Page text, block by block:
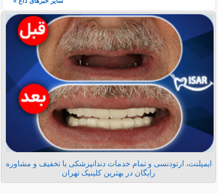
ایمپلنت، ارتودنسی و تمام خدمات دندانپزشکی با تخفیف و مشاوره
رایگان در بهترین کلینیک تهران